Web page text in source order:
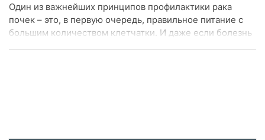
Один из важнейших принципов профилактики рака
почек – это, в первую очередь, правильное питание с
большим количеством клетчатки. И даже если болезнь